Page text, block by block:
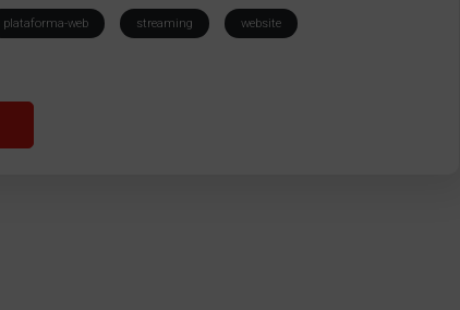
plataforma-web streaming website